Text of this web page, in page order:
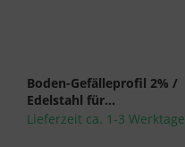
Boden-Gefälleprofil 2% /
Edelstahl für...
Lieferzeit ca. 1-3 Werktage